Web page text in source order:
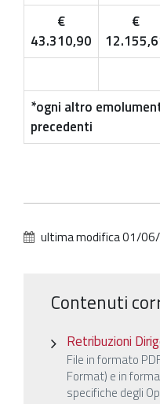
€
43.310,90
€
*ogni altro
precedenti
ultima modifica01/
Contenuti
Retribuzioni
File in formato
Format) e in
specifiche degli